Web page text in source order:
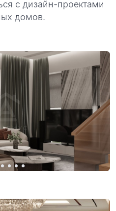
Москва
(495) 109-
22-59
Обсудить
проект
с дизайн-проектами
домов.